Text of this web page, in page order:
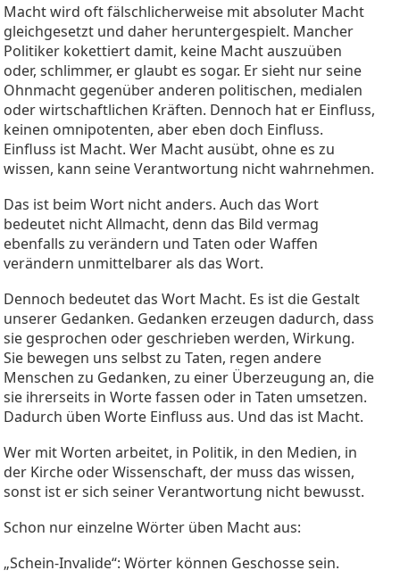
Macht wird oft fälschlicherweise mit absoluter Macht
gleichgesetzt und daher heruntergespielt. Mancher
Politiker kokettiert damit, keine Macht auszuüben
oder, schlimmer, er glaubt es sogar. Er sieht nur seine
Ohnmacht gegenüber anderen politischen, medialen
oder wirtschaftlichen Kräften. Dennoch hat er Einfluss,
keinen omnipotenten, aber eben doch Einfluss.
Einfluss ist Macht. Wer Macht ausübt, ohne es zu
wissen, kann seine Verantwortung nicht wahrnehmen.
Das ist beim Wort nicht anders. Auch das Wort
bedeutet nicht Allmacht, denn das Bild vermag
ebenfalls zu verändern und Taten oder Waffen
verändern unmittelbarer als das Wort.
Dennoch bedeutet das Wort Macht. Es ist die Gestalt
unserer Gedanken. Gedanken erzeugen dadurch, dass
sie gesprochen oder geschrieben werden, Wirkung.
Sie bewegen uns selbst zu Taten, regen andere
Menschen zu Gedanken, zu einer Überzeugung an, die
sie ihrerseits in Worte fassen oder in Taten umsetzen.
Dadurch üben Worte Einfluss aus. Und das ist Macht.
Wer mit Worten arbeitet, in Politik, in den Medien, in
der Kirche oder Wissenschaft, der muss das wissen,
sonst ist er sich seiner Verantwortung nicht bewusst.
Schon nur einzelne Wörter üben Macht aus:
„Schein-Invalide“: Wörter können Geschosse sein.